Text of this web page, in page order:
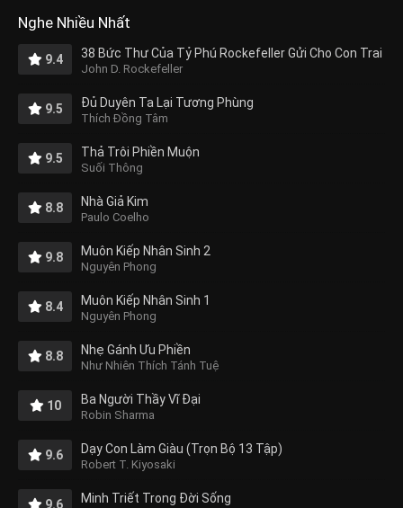
Nghe Nhiều Nhất
9.4 38 Bức Thư Của Tỷ Phú Rockefeller Gửi Cho Con Trai
John D. Rockefeller
9.5 Đủ Duyên Ta Lại Tương Phùng
Thích Đồng Tâm
9.5 Thả Trôi Phiền Muộn
Suối Thông
8.8 Nhà Giả Kim
Paulo Coelho
9.8 Muôn Kiếp Nhân Sinh 2
Nguyên Phong
8.4 Muôn Kiếp Nhân Sinh 1
Nguyên Phong
8.8 Nhẹ Gánh Ưu Phiền
Như Nhiên Thích Tánh Tuệ
10 Ba Người Thầy Vĩ Đại
Robin Sharma
9.6 Dạy Con Làm Giàu (Trọn Bộ 13 Tập)
Robert T. Kiyosaki
9.6 Minh Triết Trong Đời Sống